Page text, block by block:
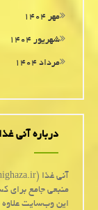
مهر ۱۴۰۴
شهریور ۱۴۰۴
مرداد ۱۴۰۴
درباره آنی غذا
منبعی جامع برای
این وب‌سایت علاوه